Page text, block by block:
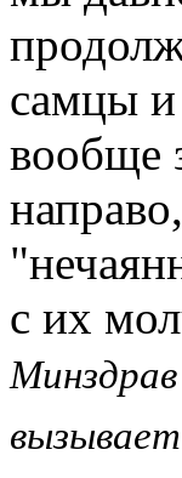
самцы и
вообще
с их